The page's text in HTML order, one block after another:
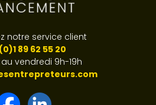
notre service client
89 62 55 20
vendredi 9h-19h